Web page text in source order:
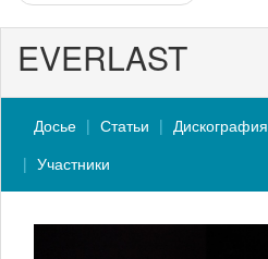
EVERLAST
Досье Статьи Дискография
Участники